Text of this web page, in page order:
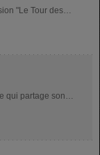
"Le Tour des
qui partage son